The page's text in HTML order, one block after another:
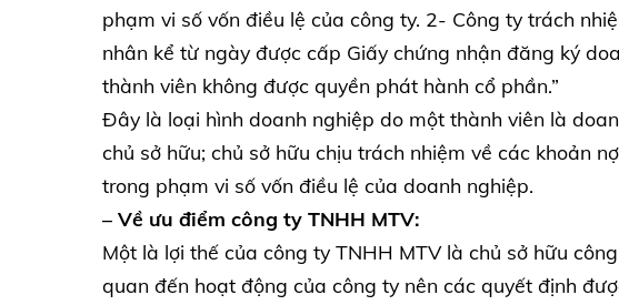
phạm vi số vốn điều lệ của công ty. 2- Công ty trách
nhân kể từ ngày được cấp Giấy chứng nhận đăng ký
thành viên không được quyền phát hành cổ phần.”
Đây là loại hình doanh nghiệp do một thành viên là
chủ sở hữu; chủ sở hữu chịu trách nhiệm về các khoản
trong phạm vi số vốn điều lệ của doanh nghiệp.
– Về ưu điểm công ty TNHH MTV:
Một là lợi thế của công ty TNHH MTV là chủ sở hữu
quan đến hoạt động của công ty nên các quyết định